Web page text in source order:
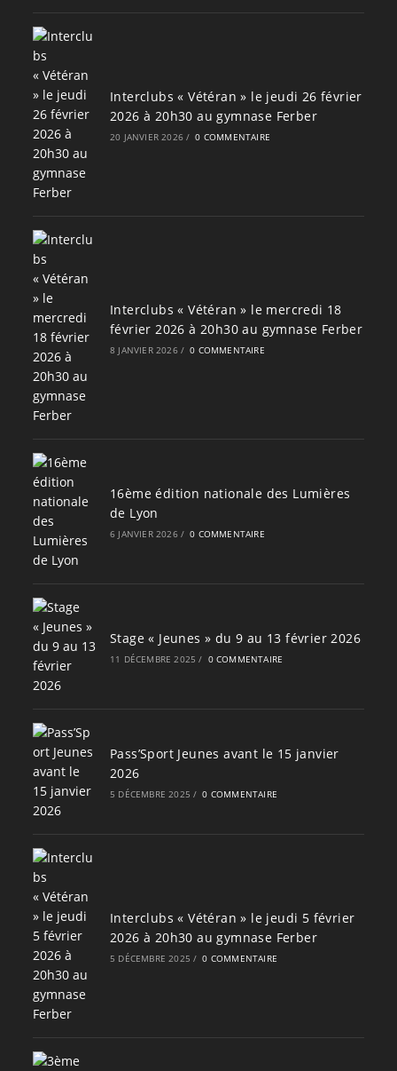
Interclubs « Vétéran » le jeudi 26 février
2026 à 20h30 au gymnase Ferber
20 JANVIER 2026 / 0 COMMENTAIRE
Interclubs « Vétéran » le mercredi 18
février 2026 à 20h30 au gymnase Ferber
8 JANVIER 2026 / 0 COMMENTAIRE
16ème édition nationale des Lumières
de Lyon
6 JANVIER 2026 / 0 COMMENTAIRE
Stage « Jeunes » du 9 au 13 février 2026
11 DÉCEMBRE 2025 / 0 COMMENTAIRE
Pass’Sport Jeunes avant le 15 janvier
2026
5 DÉCEMBRE 2025 / 0 COMMENTAIRE
Interclubs « Vétéran » le jeudi 5 février
2026 à 20h30 au gymnase Ferber
5 DÉCEMBRE 2025 / 0 COMMENTAIRE